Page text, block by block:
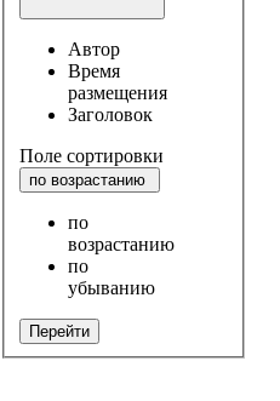
Автор
Время
размещения
Заголовок
Поле сортировки
по возрастанию
по
возрастанию
по
убыванию
Перейти